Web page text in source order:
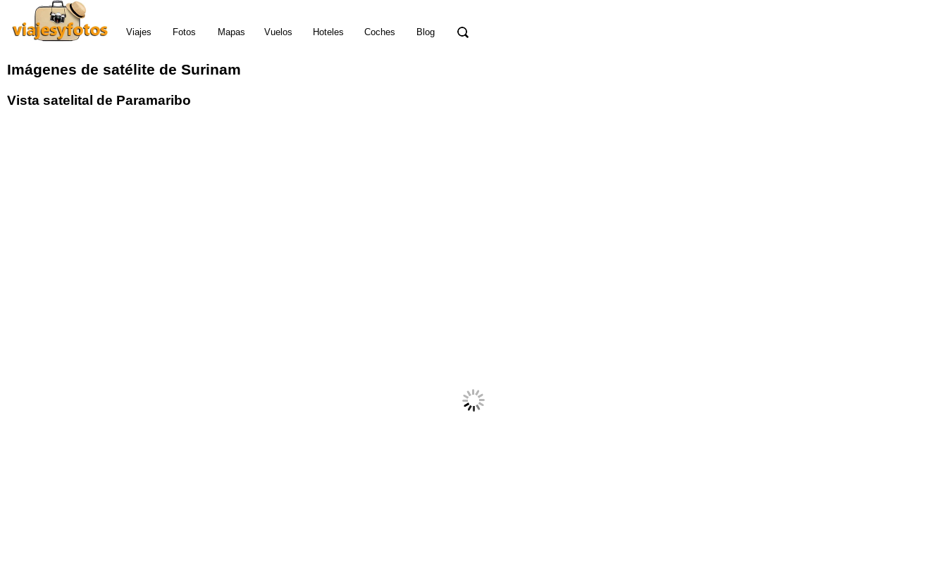
Viajes Fotos Mapas Vuelos Hoteles Coches Blog
Imágenes de satélite de Surinam
Vista satelital de Paramaribo